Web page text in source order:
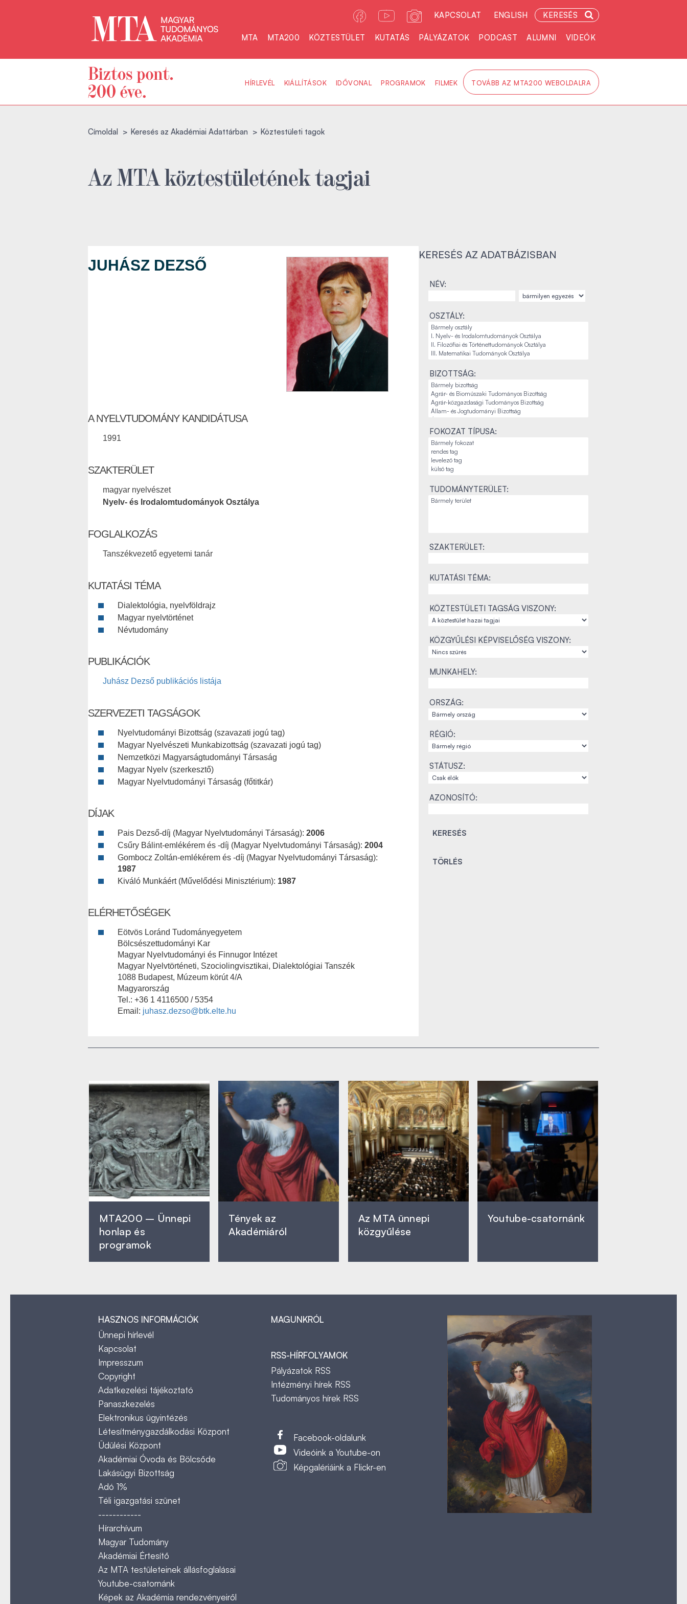
KAPCSOLAT ENGLISH KERESÉS
MTA MTA200 KÖZTESTÜLET KUTATÁS PÁLYÁZATOK PODCAST ALUMNI VIDEÓK
HÍRLEVÉL KIÁLLÍTÁSOK IDŐVONAL PROGRAMOK FILMEK TOVÁBB AZ MTA200 WEBOLDALRA
Címoldal Keresés az Akadémiai Adattárban Köztestületi tagok
Az MTA köztestületének tagjai
JUHÁSZ DEZSŐ
A NYELVTUDOMÁNY KANDIDÁTUSA
1991
SZAKTERÜLET
magyar nyelvészet
Nyelv- és Irodalomtudományok Osztálya
FOGLALKOZÁS
Tanszékvezető egyetemi tanár
KUTATÁSI TÉMA
Dialektológia, nyelvföldrajz
Magyar nyelvtörténet
Névtudomány
PUBLIKÁCIÓK
Juhász Dezső publikációs listája
SZERVEZETI TAGSÁGOK
Nyelvtudományi Bizottság (szavazati jogú tag)
Magyar Nyelvészeti Munkabizottság (szavazati jogú tag)
Nemzetközi Magyarságtudományi Társaság
Magyar Nyelv (szerkesztő)
Magyar Nyelvtudományi Társaság (főtitkár)
DÍJAK
Pais Dezső-díj (Magyar Nyelvtudományi Társaság): 2006
Csűry Bálint-emlékérem és -díj (Magyar Nyelvtudományi Társaság): 2004
Gombocz Zoltán-emlékérem és -díj (Magyar Nyelvtudományi Társaság):
1987
Kiváló Munkáért (Művelődési Minisztérium): 1987
ELÉRHETŐSÉGEK
Eötvös Loránd Tudományegyetem
Bölcsészettudományi Kar
Magyar Nyelvtudományi és Finnugor Intézet
Magyar Nyelvtörténeti, Szociolingvisztikai, Dialektológiai Tanszék
1088 Budapest, Múzeum körút 4/A
Magyarország
Tel.: +36 1 4116500 / 5354
Email: juhasz.dezso@btk.elte.hu
KERESÉS AZ ADATBÁZISBAN
NÉV:
OSZTÁLY:
BIZOTTSÁG:
FOKOZAT TÍPUSA:
TUDOMÁNYTERÜLET:
SZAKTERÜLET:
KUTATÁSI TÉMA:
KÖZTESTÜLETI TAGSÁG VISZONY:
KÖZGYŰLÉSI KÉPVISELŐSÉG VISZONY:
MUNKAHELY:
ORSZÁG:
RÉGIÓ:
STÁTUSZ:
AZONOSÍTÓ:
MTA200 – Ünnepi
honlap és
programok
Tények az
Akadémiáról
Az MTA ünnepi
közgyűlése
Youtube-csatornánk
HASZNOS INFORMÁCIÓK
Ünnepi hírlevél
Kapcsolat
Impresszum
Copyright
Adatkezelési tájékoztató
Panaszkezelés
Elektronikus ügyintézés
Létesítménygazdálkodási Központ
Üdülési Központ
Akadémiai Óvoda és Bölcsőde
Lakásügyi Bizottság
Adó 1%
Téli igazgatási szünet
------------
Hírarchívum
Magyar Tudomány
Akadémiai Értesítő
Az MTA testületeinek állásfoglalásai
Youtube-csatornánk
Képek az Akadémia rendezvényeiről
MAGUNKRÓL
RSS-HÍRFOLYAMOK
Pályázatok RSS
Intézményi hírek RSS
Tudományos hírek RSS
Facebook-oldalunk
Videóink a Youtube-on
Képgalériáink a Flickr-en